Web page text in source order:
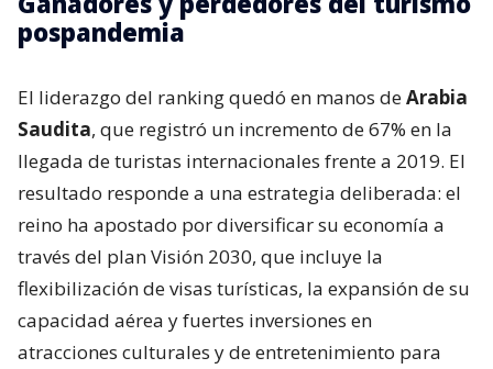
pospandemia
El liderazgo del ranking quedó en manos deArabia
Saudita, que registró un incremento de 67% en la
llegada de turistas internacionales frente a 2019. El
resultado responde a una estrategia deliberada: el
reino ha apostado por diversificar su economía a
través del plan Visión 2030, que incluye la
flexibilización de visas turísticas, la expansión de su
capacidad aérea y fuertes inversiones en
atracciones culturales y de entretenimiento para